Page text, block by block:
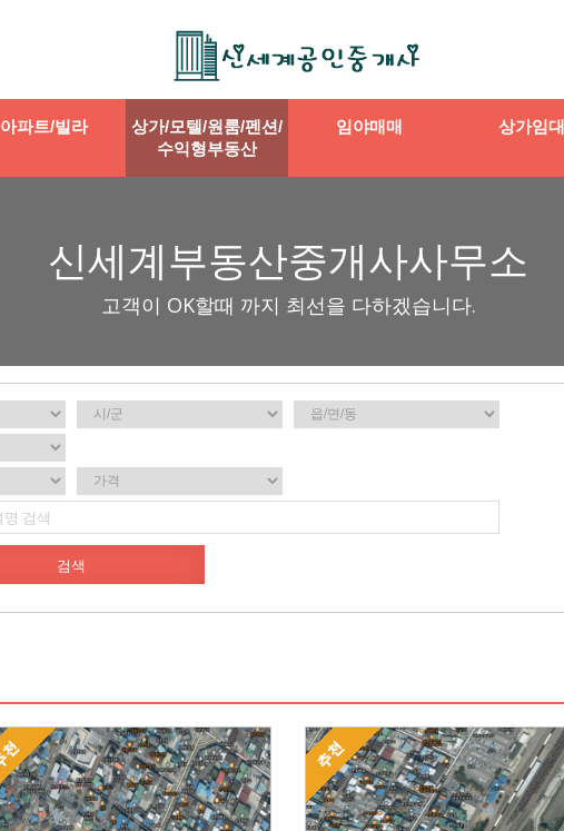
아파트/빌라
상가/모텔/원룸/펜션/
수익형부동산
임야매매 상가임대
신세계부동산중개사사무소
고객이 OK할때 까지 최선을 다하겠습니다.